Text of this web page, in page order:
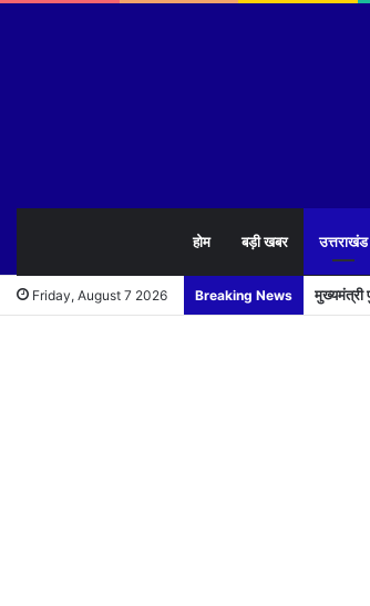
होम बड़ी खबर उत्तराखंड
Friday, August 7 2026 Breaking News मुख्यमंत्री